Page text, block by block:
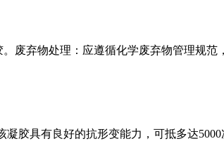
。废弃物处理：应遵循化学废弃物管理规
胶具有良好的抗形变能力，可抵多达